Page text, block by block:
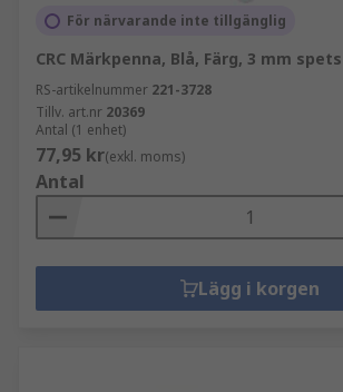
För närvarande inte tillgänglig
CRC Märkpenna, Blå, Färg, 3 mm spets
RS-artikelnummer 221-3728
Tillv. art.nr 20369
Antal (1 enhet)
77,95 kr(exkl. moms)
Antal
Lägg i korgen